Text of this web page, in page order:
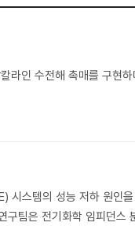
라인 수전해 촉매를 구현하
시스템의 성능 저하 원인을
구팀은 전기화학 임피던스